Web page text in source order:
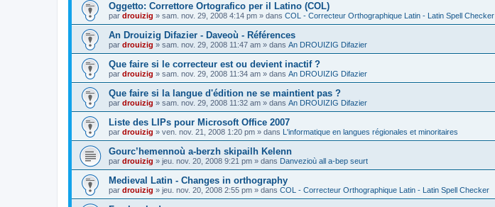
Oggetto: Correttore Ortografico per il Latino (COL)
par drouizig » sam. nov. 29, 2008 4:14 pm » dans COL - Correcteur Orthographique Latin - Latin Spell Checker
An Drouizig Difazier - Daveoù - Références
par drouizig » sam. nov. 29, 2008 11:47 am » dans An DROUIZIG Difazier
Que faire si le correcteur est ou devient inactif ?
par drouizig » sam. nov. 29, 2008 11:34 am » dans An DROUIZIG Difazier
Que faire si la langue d'édition ne se maintient pas ?
par drouizig » sam. nov. 29, 2008 11:32 am » dans An DROUIZIG Difazier
Liste des LIPs pour Microsoft Office 2007
par drouizig » ven. nov. 21, 2008 1:20 pm » dans L'informatique en langues régionales et minoritaires
Gourc’hemennoù a-berzh skipailh Kelenn
par drouizig » jeu. nov. 20, 2008 9:21 pm » dans Danvezioù all a-bep seurt
Medieval Latin - Changes in orthography
par drouizig » jeu. nov. 20, 2008 2:55 pm » dans COL - Correcteur Orthographique Latin - Latin Spell Checker